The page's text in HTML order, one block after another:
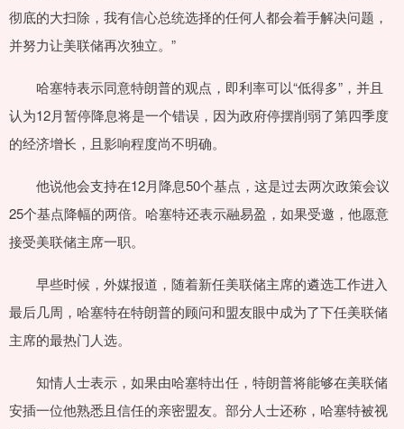
彻底的大扫除，我有信心总统选择的任何人都会着手解决问题，
并努力让美联储再次独立。”
哈塞特表示同意特朗普的观点，即利率可以“低得多”，并且
认为12月暂停降息将是一个错误，因为政府停摆削弱了第四季度
的经济增长，且影响程度尚不明确。
他说他会支持在12月降息50个基点，这是过去两次政策会议
25个基点降幅的两倍。哈塞特还表示融易盈，如果受邀，他愿意
接受美联储主席一职。
早些时候，外媒报道，随着新任美联储主席的遴选工作进入
最后几周，哈塞特在特朗普的顾问和盟友眼中成为了下任美联储
主席的最热门人选。
知情人士表示，如果由哈塞特出任，特朗普将能够在美联储
安插一位他熟悉且信任的亲密盟友。部分人士还称，哈塞特被视